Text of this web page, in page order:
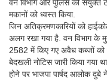
वन विभाग और पुलिस की संयुक्त
मकानों को ध्वस्त किया.
जिन अतिक्रमणकारियों को
अलग रखा गया है. वन विभाग के
2582 में किए गए अवैध कब्जों को
बेदखली नोटिस जारी किया गया
होने पर भाजपा पार्षद आलोक